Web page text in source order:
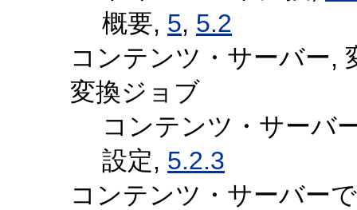
概要, 5, 5.2
コンテンツ・サーバー,
変換ジョブ
コンテンツ・サーバ
設定, 5.2.3
コンテンツ・サーバー